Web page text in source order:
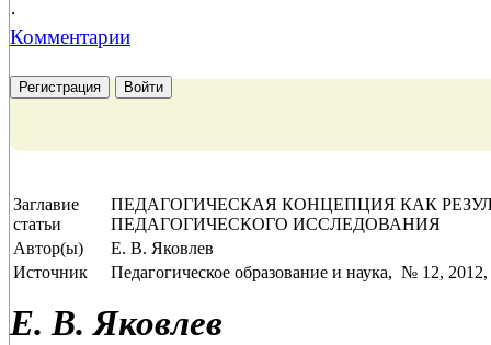
·
Комментарии
Регистрация Войти
Заглавие
статьи
ПЕДАГОГИЧЕСКАЯ КОНЦЕПЦИЯ КАК
ПЕДАГОГИЧЕСКОГО ИССЛЕДОВАНИЯ
Автор(ы)
Е. В. Яковлев
Источник
Педагогическое образование и наука, № 12,
Е. В. Яковлев